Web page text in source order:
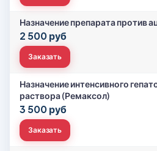
Назначение препарата против
2 500 руб
Заказать
Назначение интенсивного
раствора (Ремаксол)
3 500 руб
Заказать